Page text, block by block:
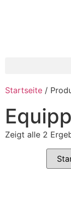
Startseite /
Zeigt alle 2